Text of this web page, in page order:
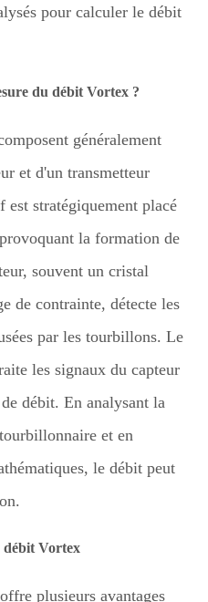
pour calculer le débit
du débit Vortex ?
généralement
et d'un transmetteur
stratégiquement placé
la formation de
souvent un cristal
de contrainte, détecte les
par les tourbillons. Le
les signaux du capteur
débit. En analysant la
et en
le débit peut
débit Vortex
plusieurs avantages